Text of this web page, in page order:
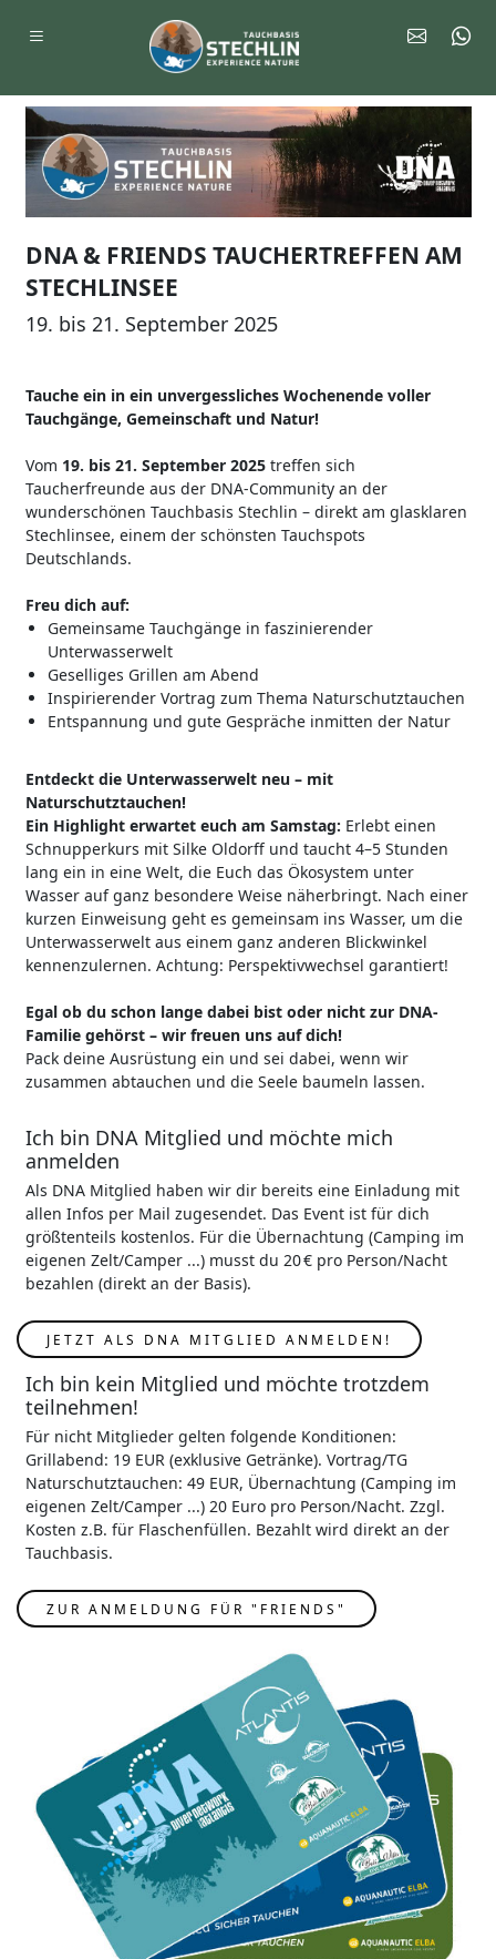
DNA & FRIENDS TAUCHERTREFFEN AM
STECHLINSEE
19. bis 21. September 2025
Tauche ein in ein unvergessliches Wochenende voller
Tauchgänge, Gemeinschaft und Natur!
Vom 19. bis 21. September 2025 treffen sich
Taucherfreunde aus der DNA-Community an der
wunderschönen Tauchbasis Stechlin – direkt am glasklaren
Stechlinsee, einem der schönsten Tauchspots
Deutschlands.
Freu dich auf:
Gemeinsame Tauchgänge in faszinierender
Unterwasserwelt
Geselliges Grillen am Abend
Inspirierender Vortrag zum Thema Naturschutztauchen
Entspannung und gute Gespräche inmitten der Natur
Entdeckt die Unterwasserwelt neu – mit
Naturschutztauchen!
Ein Highlight erwartet euch am Samstag: Erlebt einen
Schnupperkurs mit Silke Oldorff und taucht 4–5 Stunden
lang ein in eine Welt, die Euch das Ökosystem unter
Wasser auf ganz besondere Weise näherbringt. Nach einer
kurzen Einweisung geht es gemeinsam ins Wasser, um die
Unterwasserwelt aus einem ganz anderen Blickwinkel
kennenzulernen. Achtung: Perspektivwechsel garantiert!
Egal ob du schon lange dabei bist oder nicht zur DNA-
Familie gehörst – wir freuen uns auf dich!
Pack deine Ausrüstung ein und sei dabei, wenn wir
zusammen abtauchen und die Seele baumeln lassen.
Ich bin DNA Mitglied und möchte mich
anmelden
Als DNA Mitglied haben wir dir bereits eine Einladung mit
allen Infos per Mail zugesendet. Das Event ist für dich
größtenteils kostenlos. Für die Übernachtung (Camping im
eigenen Zelt/Camper ...) musst du 20 € pro Person/Nacht
bezahlen (direkt an der Basis).
JETZT ALS DNA MITGLIED ANMELDEN!
Ich bin kein Mitglied und möchte trotzdem
teilnehmen!
Für nicht Mitglieder gelten folgende Konditionen:
Grillabend: 19 EUR (exklusive Getränke). Vortrag/TG
Naturschutztauchen: 49 EUR, Übernachtung (Camping im
eigenen Zelt/Camper ...) 20 Euro pro Person/Nacht. Zzgl.
Kosten z.B. für Flaschenfüllen. Bezahlt wird direkt an der
Tauchbasis.
ZUR ANMELDUNG FÜR "FRIENDS"